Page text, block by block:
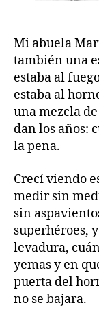
Mi abuela
también una
estaba al
estaba al
una mezcla
dan los años:
la pena.
Crecí viendo
medir sin
sin
superhéroes,
levadura,
yemas y en
puerta del
no se bajara.